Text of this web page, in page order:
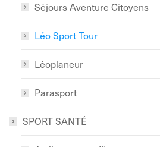
Séjours Aventure Citoyens
Léo Sport Tour
Léoplaneur
Parasport
SPORT SANTÉ